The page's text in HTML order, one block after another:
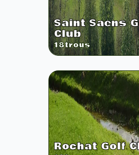
Saint Saens
Club
18trous
Rochat Golf